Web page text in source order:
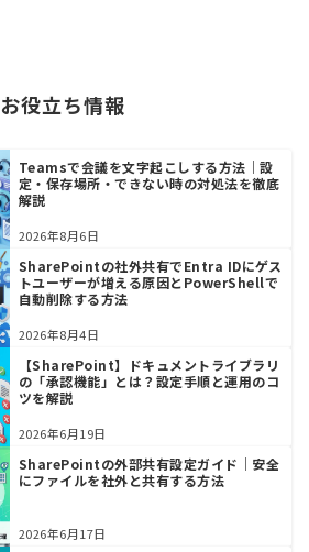
お役立ち情報
Teamsで会議を文字起こしする方法｜設
定・保存場所・できない時の対処法を徹底
解説
2026年8月6日
SharePointの社外共有でEntra IDにゲス
トユーザーが増える原因とPowerShellで
自動削除する方法
2026年8月4日
【SharePoint】ドキュメントライブラリ
の「承認機能」とは？設定手順と運用のコ
ツを解説
2026年6月19日
SharePointの外部共有設定ガイド｜安全
にファイルを社外と共有する方法
2026年6月17日